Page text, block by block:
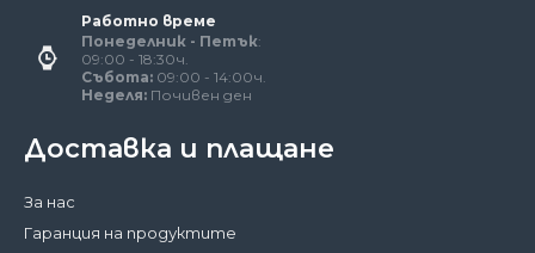
Работно време
Понеделник - Петък:
09:00 - 18:30ч.
Събота: 09:00 - 14:00ч.
Неделя: Почивен ден
Доставка и плащане
За нас
Гаранция на продуктите